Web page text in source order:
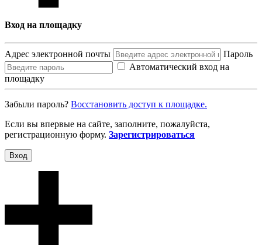
Вход на площадку
Адрес электронной почты
Пароль
Автоматический вход на
площадку
Забыли пароль? Восcтановить доступ к площадке.
Если вы впервые на сайте, заполните, пожалуйста,
регистрационную форму. Зарегистрироваться
Вход